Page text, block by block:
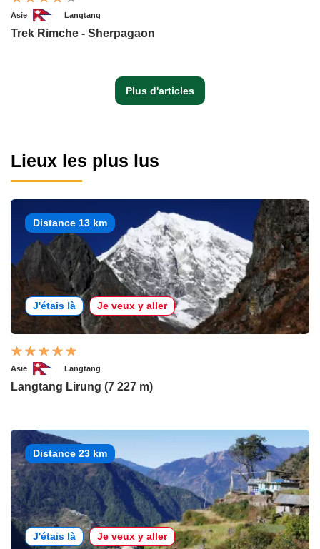
Asie Langtang
Trek Rimche - Sherpagaon
Plus d'articles
Lieux les plus lus
Distance 13 km
J'étais là Je veux y aller
Asie Langtang
Langtang Lirung (7 227 m)
Distance 23 km
J'étais là Je veux y aller